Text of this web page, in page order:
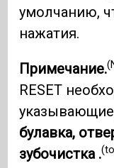
умолчанию,
нажатия.
Примечание.
RESET
указывающие
булавка,
зубочистка .